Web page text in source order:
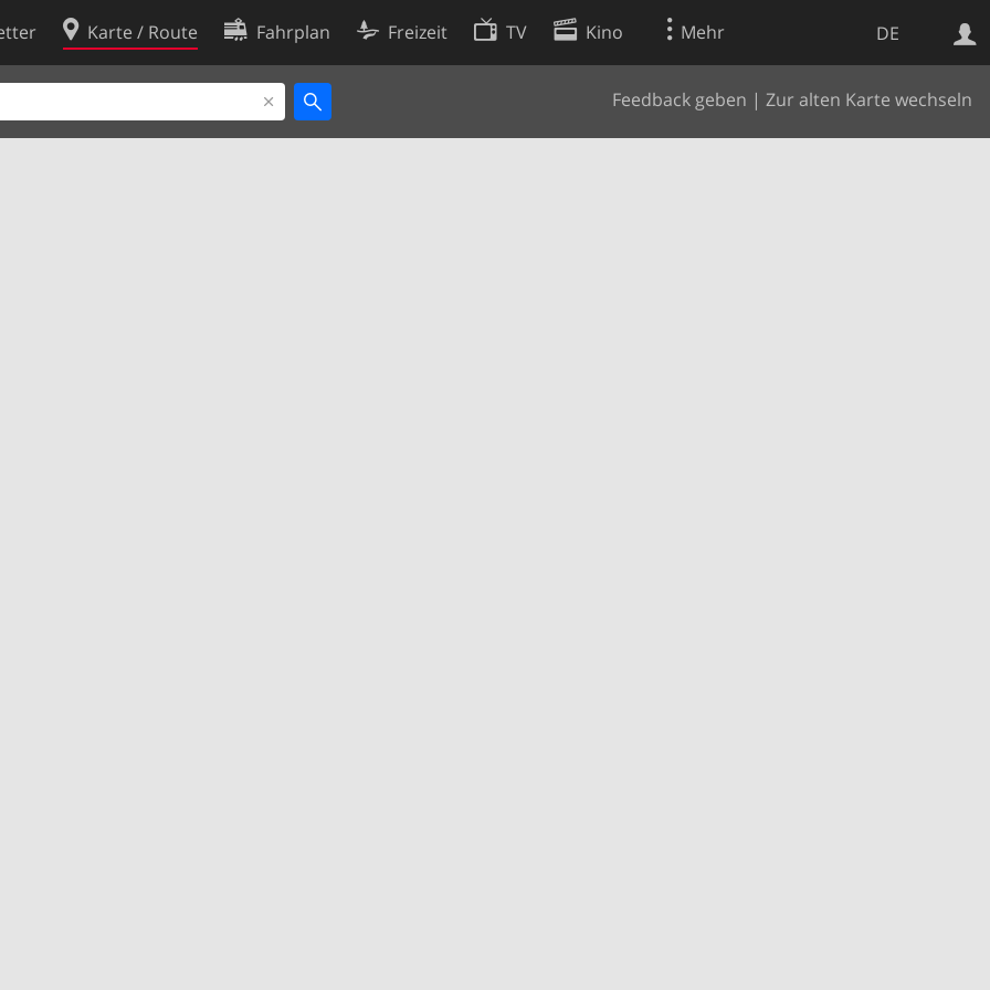
DE
Karte / Route Fahrplan Freizeit TV Kino Mehr
Feedback geben | Zur alten Karte wechseln
Websuche
Cookie-Richtlinie
Cookie-Einstellungen